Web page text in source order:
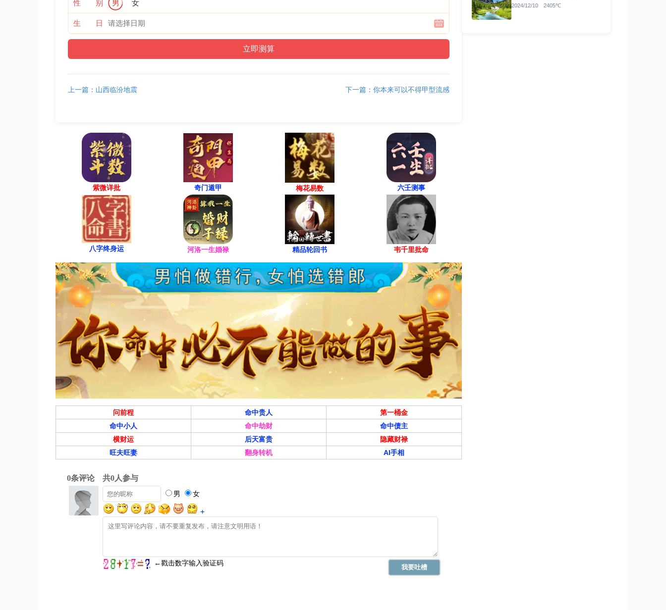
性 别 男 女
生 日
上一篇：山西临汾地震 下一篇：你本来可以不得甲型流感
紫微详批 奇门遁甲 梅花易数 六壬测事
八字终身运 河洛一生婚禄 精品轮回书 韦千里批命
问前程 命中贵人
第一桶金
命中小人
命中劫财
命中债主
横财运
后天富贵
隐藏财禄
旺夫旺妻
翻身转机 AI手相
2024/12/10 2405℃